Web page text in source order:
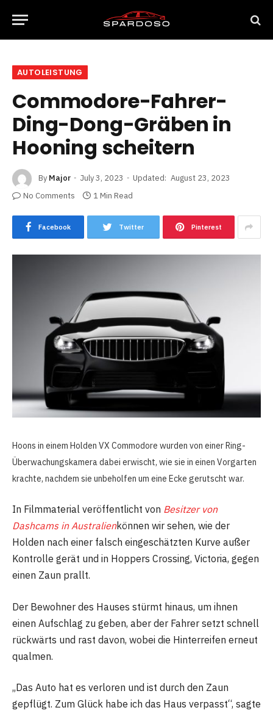
AUTOLEISTUNG
Commodore-Fahrer-
Ding-Dong-Gräben in
Hooning scheitern
By Major July 3, 2023 Updated: August 23, 2023
No Comments
1 Min Read
Facebook Twitter Pinterest
Hoons in einem Holden VX Commodore wurden von einer Ring-
Überwachungskamera dabei erwischt, wie sie in einen Vorgarten
krachte, nachdem sie unbeholfen um eine Ecke gerutscht war.
In Filmmaterial veröffentlicht von Besitzer von
Dashcams in Australienkönnen wir sehen, wie der
Holden nach einer falsch eingeschätzten Kurve außer
Kontrolle gerät und in Hoppers Crossing, Victoria, gegen
einen Zaun prallt.
Der Bewohner des Hauses stürmt hinaus, um ihnen
einen Aufschlag zu geben, aber der Fahrer setzt schnell
rückwärts und rast davon, wobei die Hinterreifen erneut
qualmen.
„Das Auto hat es verloren und ist durch den Zaun
gepflügt. Zum Glück habe ich das Haus verpasst“, sagte